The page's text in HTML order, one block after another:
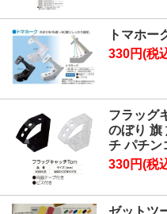
トマホー
330円(税
フラッグ
のぼり 旗
チ パチン
330円(税
ゼットツ